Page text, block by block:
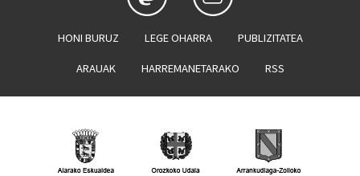
HONI BURUZ LEGE OHARRA PUBLIZITATEA
ARAUAK HARREMANETARAKO RSS